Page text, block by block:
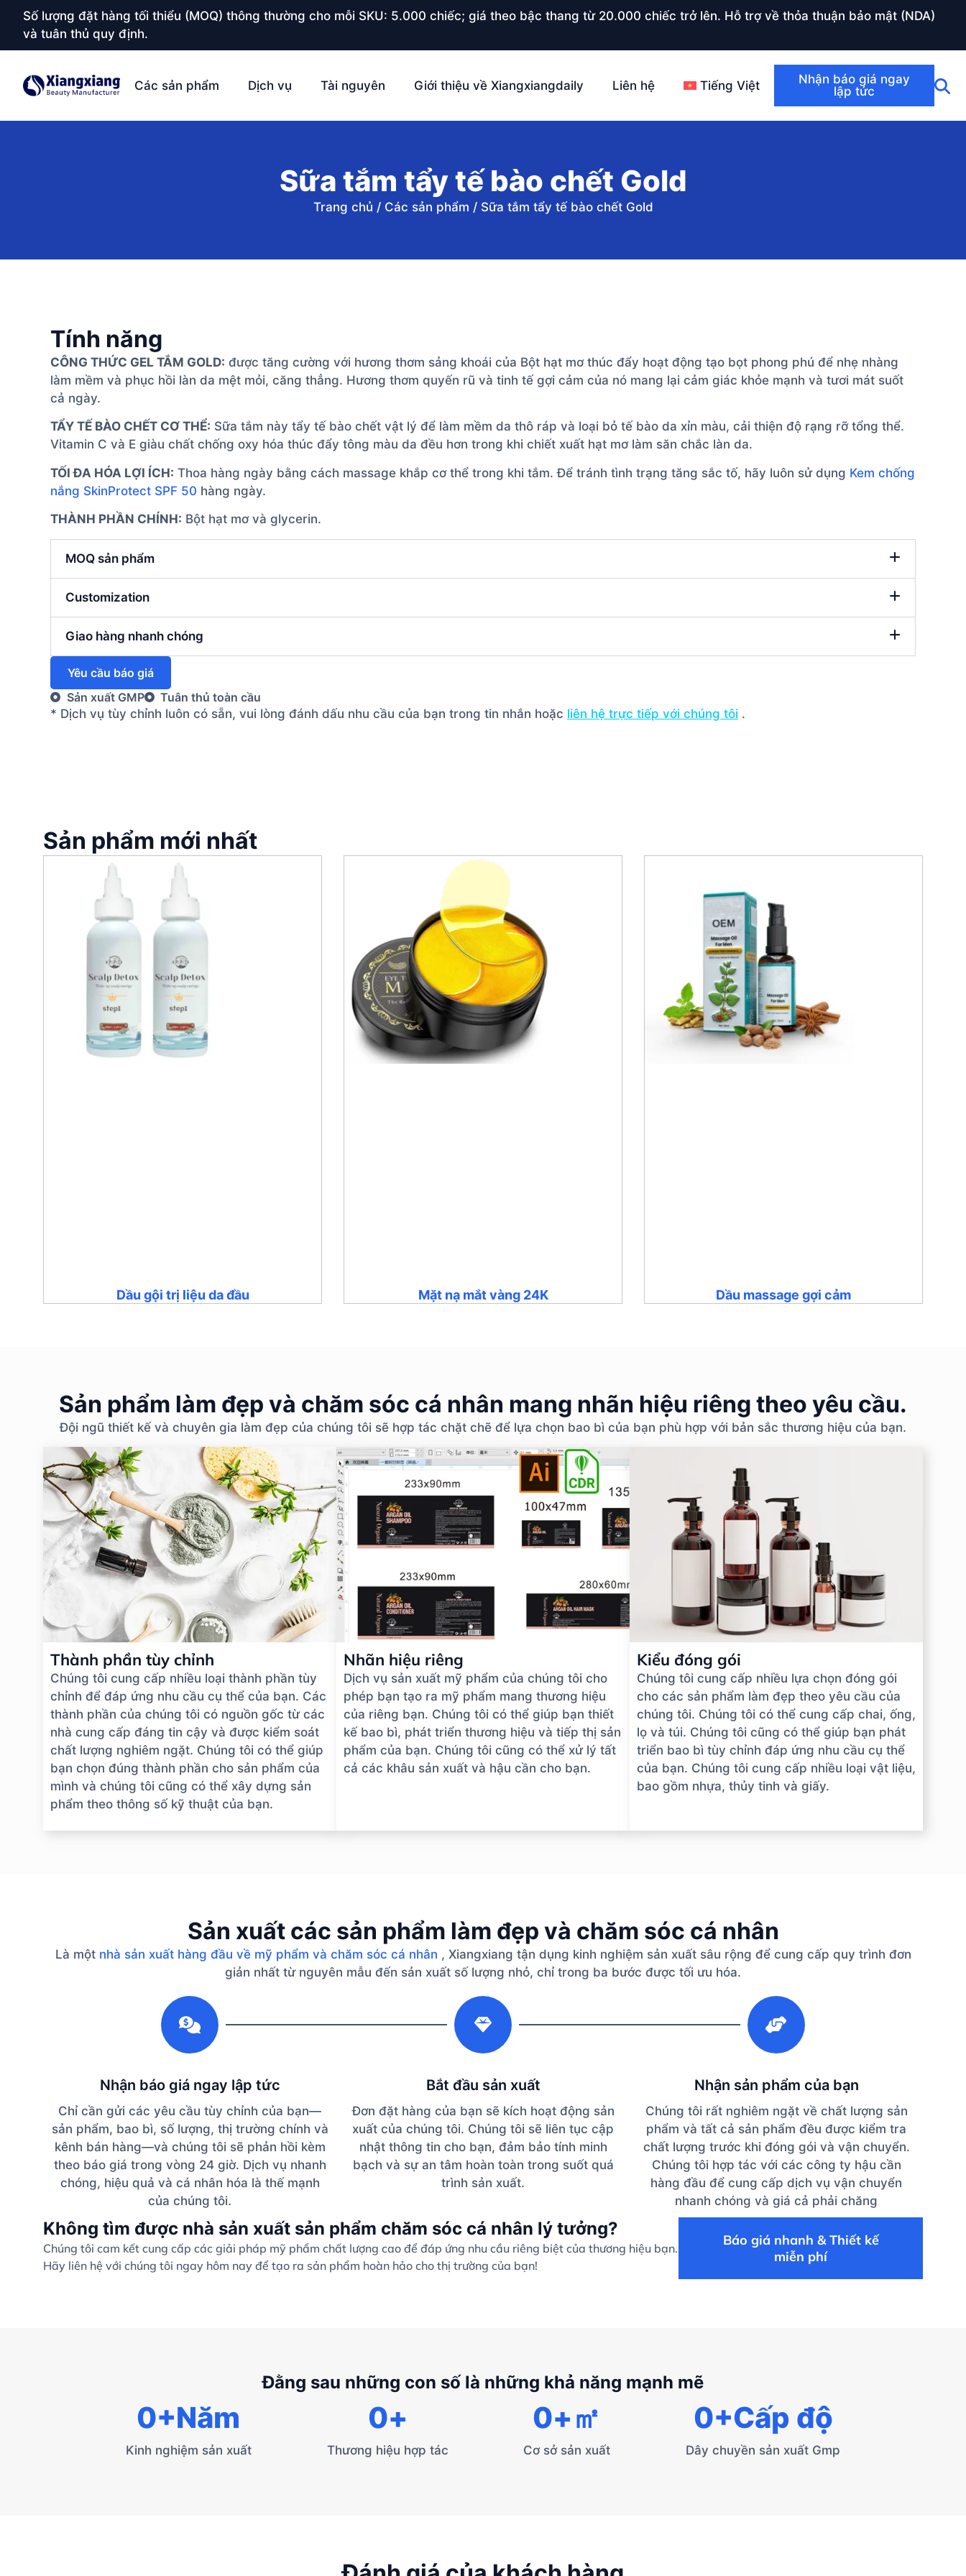
Số lượng đặt hàng tối thiểu (MOQ) thông thường cho mỗi SKU: 5.000 chiếc; giá theo bậc thang từ 20.000 chiếc trở lên. Hỗ trợ về thỏa thuận bảo mật (NDA)
và tuân thủ quy định.
Các sản phẩm Dịch vụ Tài nguyên Giới thiệu về Xiangxiangdaily Liên hệ Tiếng Việt
Nhận báo giá ngay
lập tức
Sữa tắm tẩy tế bào chết Gold
Trang chủ / Các sản phẩm / Sữa tắm tẩy tế bào chết Gold
Tính năng
CÔNG THỨC GEL TẮM GOLD: được tăng cường với hương thơm sảng khoái của Bột hạt mơ thúc đẩy hoạt động tạo bọt phong phú để nhẹ nhàng
làm mềm và phục hồi làn da mệt mỏi, căng thẳng. Hương thơm quyến rũ và tinh tế gợi cảm của nó mang lại cảm giác khỏe mạnh và tươi mát suốt
cả ngày.
TẨY TẾ BÀO CHẾT CƠ THỂ: Sữa tắm này tẩy tế bào chết vật lý để làm mềm da thô ráp và loại bỏ tế bào da xỉn màu, cải thiện độ rạng rỡ tổng thể.
Vitamin C và E giàu chất chống oxy hóa thúc đẩy tông màu da đều hơn trong khi chiết xuất hạt mơ làm săn chắc làn da.
TỐI ĐA HÓA LỢI ÍCH: Thoa hàng ngày bằng cách massage khắp cơ thể trong khi tắm. Để tránh tình trạng tăng sắc tố, hãy luôn sử dụng Kem chống
nắng SkinProtect SPF 50 hàng ngày.
THÀNH PHẦN CHÍNH: Bột hạt mơ và glycerin.
MOQ sản phẩm
Customization
Giao hàng nhanh chóng
Yêu cầu báo giá
Sản xuất GMP
Tuân thủ toàn cầu
* Dịch vụ tùy chỉnh luôn có sẵn, vui lòng đánh dấu nhu cầu của bạn trong tin nhắn hoặc liên hệ trực tiếp với chúng tôi .
Sản phẩm mới nhất
Dầu gội trị liệu da đầu Mặt nạ mắt vàng 24K Dầu massage gợi cảm
Sản phẩm làm đẹp và chăm sóc cá nhân mang nhãn hiệu riêng theo yêu cầu.
Đội ngũ thiết kế và chuyên gia làm đẹp của chúng tôi sẽ hợp tác chặt chẽ để lựa chọn bao bì của bạn phù hợp với bản sắc thương hiệu của bạn.
Thành phần tùy chỉnh
Chúng tôi cung cấp nhiều loại thành phần tùy
chỉnh để đáp ứng nhu cầu cụ thể của bạn. Các
thành phần của chúng tôi có nguồn gốc từ các
nhà cung cấp đáng tin cậy và được kiểm soát
chất lượng nghiêm ngặt. Chúng tôi có thể giúp
bạn chọn đúng thành phần cho sản phẩm của
mình và chúng tôi cũng có thể xây dựng sản
phẩm theo thông số kỹ thuật của bạn.
Nhãn hiệu riêng
Dịch vụ sản xuất mỹ phẩm của chúng tôi cho
phép bạn tạo ra mỹ phẩm mang thương hiệu
của riêng bạn. Chúng tôi có thể giúp bạn thiết
kế bao bì, phát triển thương hiệu và tiếp thị sản
phẩm của bạn. Chúng tôi cũng có thể xử lý tất
cả các khâu sản xuất và hậu cần cho bạn.
Kiểu đóng gói
Chúng tôi cung cấp nhiều lựa chọn đóng gói
cho các sản phẩm làm đẹp theo yêu cầu của
chúng tôi. Chúng tôi có thể cung cấp chai, ống,
lọ và túi. Chúng tôi cũng có thể giúp bạn phát
triển bao bì tùy chỉnh đáp ứng nhu cầu cụ thể
của bạn. Chúng tôi cung cấp nhiều loại vật liệu,
bao gồm nhựa, thủy tinh và giấy.
Sản xuất các sản phẩm làm đẹp và chăm sóc cá nhân
Là một nhà sản xuất hàng đầu về mỹ phẩm và chăm sóc cá nhân , Xiangxiang tận dụng kinh nghiệm sản xuất sâu rộng để cung cấp quy trình đơn
giản nhất từ ​​nguyên mẫu đến sản xuất số lượng nhỏ, chỉ trong ba bước được tối ưu hóa.
Nhận báo giá ngay lập tức
Chỉ cần gửi các yêu cầu tùy chỉnh của bạn—
sản phẩm, bao bì, số lượng, thị trường chính và
kênh bán hàng—và chúng tôi sẽ phản hồi kèm
theo báo giá trong vòng 24 giờ. Dịch vụ nhanh
chóng, hiệu quả và cá nhân hóa là thế mạnh
của chúng tôi.
Bắt đầu sản xuất
Đơn đặt hàng của bạn sẽ kích hoạt động sản
xuất của chúng tôi. Chúng tôi sẽ liên tục cập
nhật thông tin cho bạn, đảm bảo tính minh
bạch và sự an tâm hoàn toàn trong suốt quá
trình sản xuất.
Nhận sản phẩm của bạn
Chúng tôi rất nghiêm ngặt về chất lượng sản
phẩm và tất cả sản phẩm đều được kiểm tra
chất lượng trước khi đóng gói và vận chuyển.
Chúng tôi hợp tác với các công ty hậu cần
hàng đầu để cung cấp dịch vụ vận chuyển
nhanh chóng và giá cả phải chăng
Không tìm được nhà sản xuất sản phẩm chăm sóc cá nhân lý tưởng?
Chúng tôi cam kết cung cấp các giải pháp mỹ phẩm chất lượng cao để đáp ứng nhu cầu riêng biệt của thương hiệu bạn.
Hãy liên hệ với chúng tôi ngay hôm nay để tạo ra sản phẩm hoàn hảo cho thị trường của bạn!
Báo giá nhanh & Thiết kế
miễn phí
Đằng sau những con số là những khả năng mạnh mẽ
Kinh nghiệm sản xuất
0+Năm
Thương hiệu hợp tác
0+
Cơ sở sản xuất
0+㎡
Dây chuyền sản xuất Gmp
0+Cấp độ